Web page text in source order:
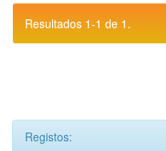
Resultados 1-1 de 1.
Registos: